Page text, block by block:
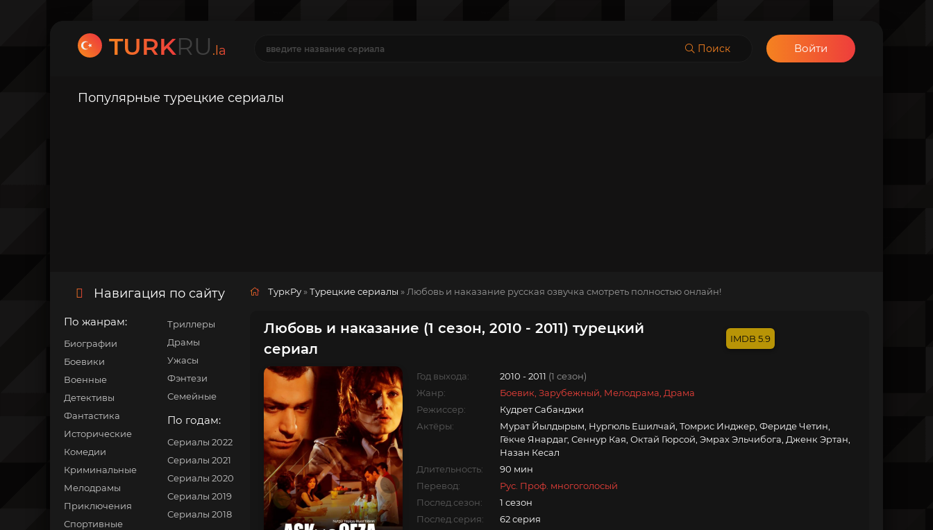
TURKRU .la Поиск Войти
Популярные турецкие сериалы
Навигация по сайту
По жанрам:
Биографии
Боевики
Военные
Детективы
Фантастика
Исторические
Комедии
Криминальные
Мелодрамы
Приключения
Спортивные
Триллеры
Драмы
Ужасы
Фэнтези
Семейные
По годам:
Сериалы 2022
Сериалы 2021
Сериалы 2020
Сериалы 2019
Сериалы 2018
ТуркРу »Турецкие сериалы » Любовь и наказание русская озвучка смотреть полностью онлайн!
Любовь и наказание (1 сезон, 2010 - 2011) турецкий
сериал
5.9
Год выхода: 2010 - 2011 (1 сезон)
Жанр:
Боевик, Зарубежный, Мелодрама, Драма
Режиссер:
Кудрет Сабанджи
Актёры:
Мурат Йылдырым, Нургюль Ешилчай, Томрис Инджер, Фериде Четин,
Гёкче Янардаг, Сеннур Кая, Октай Гюрсой, Эмрах Эльчибога, Дженк Эртан,
Назан Кесал
Длительность:
90 мин
Перевод:
Рус. Проф. многоголосый
Послед.сезон:
1 сезон
Послед.серия:
62 серия